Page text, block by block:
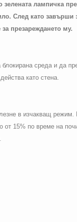
лампичка
След като завърши
презареждането му.
среда и да
като стена.
в изчакващ режим.
от 15% по време на